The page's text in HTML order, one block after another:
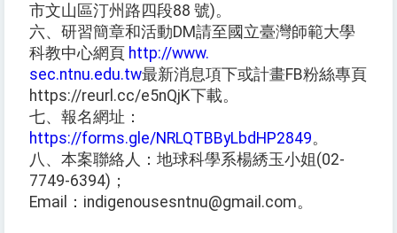
市文山區汀州路四段88 號)。
六、研習簡章和活動DM請至國立臺灣師範大學
科教中心網頁 http://www.
sec.ntnu.edu.tw最新消息項下或計畫FB粉絲專頁
https://reurl.cc/e5nQjK下載。
七、報名網址：
https://forms.gle/NRLQTBByLbdHP2849。
八、本案聯絡人：地球科學系楊綉玉小姐(02-
7749-6394)；
Email：indigenousesntnu@gmail.com。